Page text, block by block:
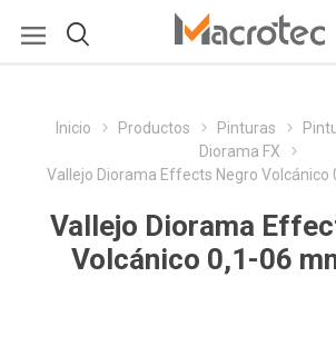
Inicio Productos Pinturas
Diorama FX
Vallejo Diorama Effects Negro Volcánico
Vallejo Diorama
Volcánico 0,1-06